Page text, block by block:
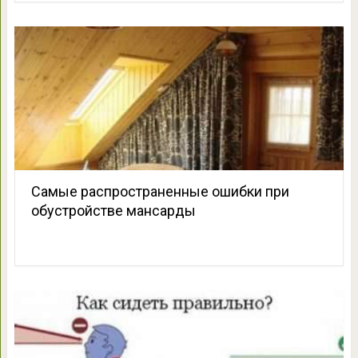
Самые распространенные ошибки при
обустройстве мансарды